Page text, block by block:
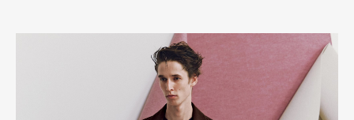
ProductCultureLifestyle